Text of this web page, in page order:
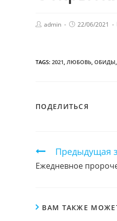
admin 22/06/2021
TAGS: 2021 ЛЮБОВЬ ОБИДЫ
ПОДЕЛИТЬСЯ
Продолжить
чтение
Предыдущая
Ежедневное
ВАМ ТАКЖЕ